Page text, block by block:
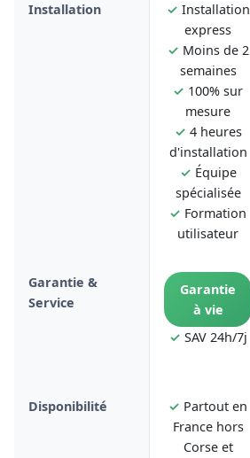
Installation ✓ Installation
express
✓ Moins de 2
semaines
✓ 100% sur
mesure
✓ 4 heures
d'installation
✓ Équipe
spécialisée
✓ Formation
utilisateur
Garantie &
Service
Garantie
à vie
✓ SAV 24h/7j
Disponibilité ✓ Partout en
France hors
Corse et